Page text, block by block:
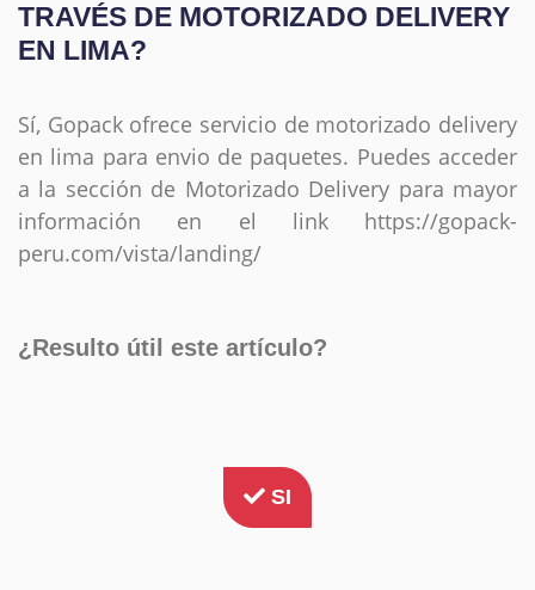
TRAVÉS DE MOTORIZADO DELIVERY
EN LIMA?
Sí, Gopack ofrece servicio de motorizado delivery
en lima para envio de paquetes. Puedes acceder
a la sección de Motorizado Delivery para mayor
información en el link https://gopack-
peru.com/vista/landing/
¿Resulto útil este artículo?
SI